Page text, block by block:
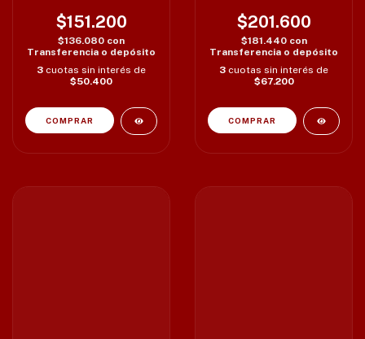
$151.200
$136.080 con
Transferencia o depósito
3 cuotas sin interés de
$50.400
cm)
$201.600
$181.440 con
Transferencia o depósito
3 cuotas sin interés de
$67.200